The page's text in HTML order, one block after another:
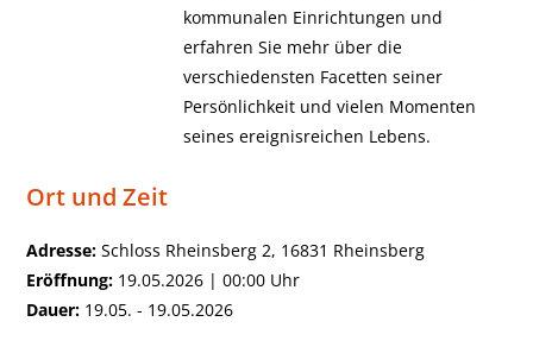
kommunalen Einrichtungen und
erfahren Sie mehr über die
verschiedensten Facetten seiner
Persönlichkeit und vielen Momenten
seines ereignisreichen Lebens.
Ort und Zeit
Adresse: Schloss Rheinsberg 2, 16831 Rheinsberg
Eröffnung: 19.05.2026 | 00:00 Uhr
Dauer: 19.05. - 19.05.2026